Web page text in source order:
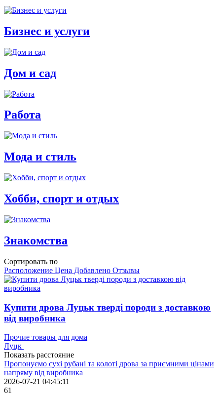
Бизнес и услуги
Дом и сад
Работа
Мода и стиль
Хобби, спорт и отдых
Знакомства
Сортировать по
Расположение Цена Добавлено Отзывы
Купити дрова Луцьк тверді породи з доставкою
від виробника
Прочие товары для дома
Луцк
Показать расстояние
Пропонуємо сухі рубані та колоті дрова за приємними цінами
напряму від виробника
2026-07-21 04:45:11
61